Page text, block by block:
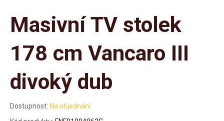
Masivní TV stolek
178 cm Vancaro III
divoký dub
Dostupnost: Na objednání